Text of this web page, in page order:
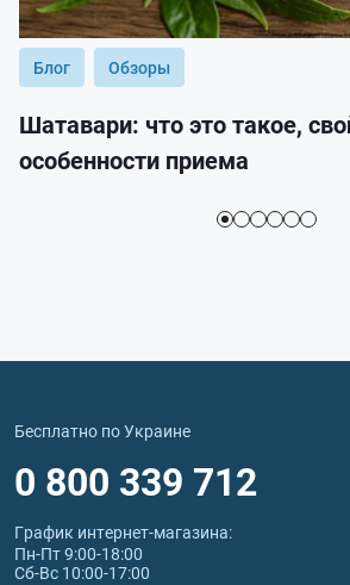
Блог Обзоры
Шатавари: что это такое,
особенности приема
Бесплатно по Украине
0 800 339 712
График интернет‑магазина:
Пн-Пт 9:00-18:00
Сб-Вс 10:00-17:00